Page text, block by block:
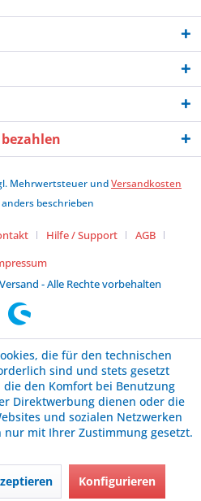
Mehrwertsteuer undVersandkosten
beschrieben
Hilfe / Support
AGB
- Alle Rechte vorbehalten
die für den technischen
sind und stets gesetzt
die den Komfort bei Benutzung
Direktwerbung dienen oder die
und sozialen Netzwerken
mit Ihrer Zustimmung gesetzt.
Konfigurieren